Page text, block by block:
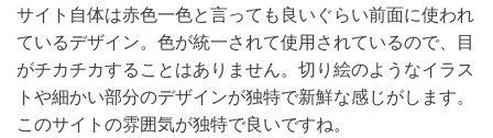
サイト自体は赤色一色と言っても良いぐらい前面に使われ
ているデザイン。色が統一されて使用されているので、目
がチカチカすることはありません。切り絵のようなイラス
トや細かい部分のデザインが独特で新鮮な感じがします。
このサイトの雰囲気が独特で良いですね。